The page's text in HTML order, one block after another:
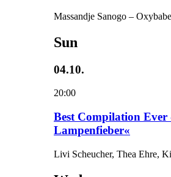
Massandje Sanogo – Oxybabe
Sun
04.10.
20:00
Best Compilation Ever
Lampenfieber«
Livi Scheucher, Thea Ehre,